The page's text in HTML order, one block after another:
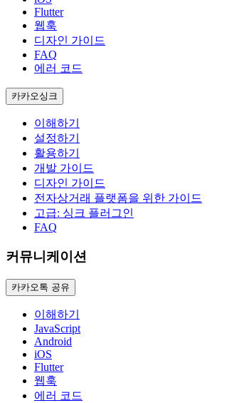
Flutter
웹훅
디자인 가이드
FAQ
에러 코드
카카오싱크
이해하기
설정하기
활용하기
개발 가이드
디자인 가이드
전자상거래 플랫폼을 위한 가이드
고급: 싱크 플러그인
FAQ
커뮤니케이션
카카오톡 공유
이해하기
JavaScript
Android
iOS
Flutter
웹훅
에러 코드